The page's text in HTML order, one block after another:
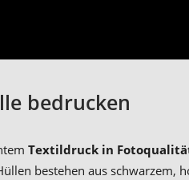
bedrucken
Textildruck in
bestehen aus schwarzem,